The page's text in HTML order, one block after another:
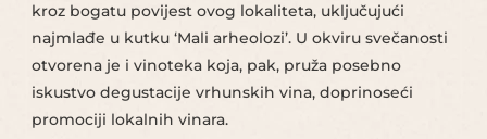
kroz bogatu povijest ovog lokaliteta, uključujući
najmlađe u kutku ‘Mali arheolozi’. U okviru svečanosti
otvorena je i vinoteka koja, pak, pruža posebno
iskustvo degustacije vrhunskih vina, doprinoseći
promociji lokalnih vinara.